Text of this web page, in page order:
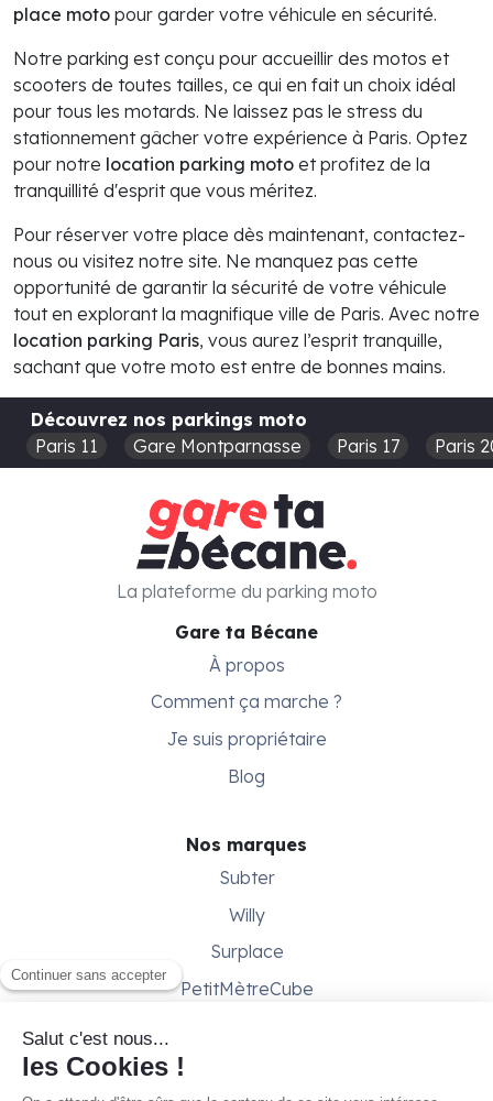
place moto pour garder votre véhicule en sécurité.
Notre parking est conçu pour accueillir des motos et
scooters de toutes tailles, ce qui en fait un choix idéal
pour tous les motards. Ne laissez pas le stress du
stationnement gâcher votre expérience à Paris. Optez
pour notre location parking moto et profitez de la
tranquillité d'esprit que vous méritez.
Pour réserver votre place dès maintenant, contactez-
nous ou visitez notre site. Ne manquez pas cette
opportunité de garantir la sécurité de votre véhicule
tout en explorant la magnifique ville de Paris. Avec notre
location parking Paris, vous aurez l’esprit tranquille,
sachant que votre moto est entre de bonnes mains.
Découvrez nos parkings moto
Paris 11
Gare Montparnasse Paris 17 Paris
Gare ta Bécane
À propos
Comment ça marche ?
Je suis propriétaire
Blog
Nos marques
Subter
Willy
Surplace
PetitMètreCube
Besoin d'aide ?
La plateforme du parking moto